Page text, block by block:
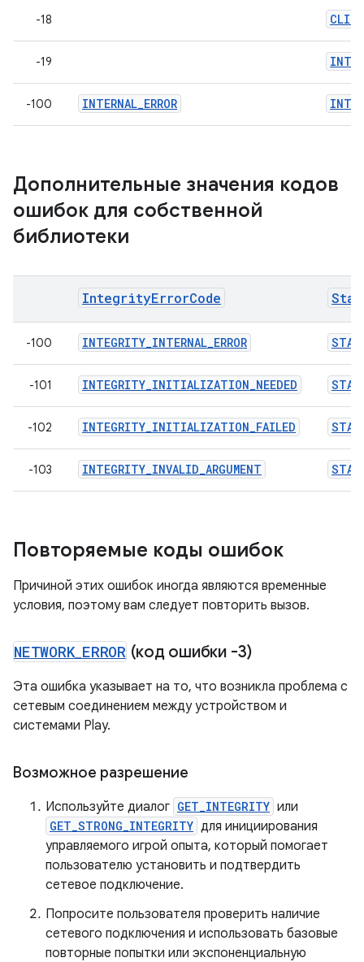
-18
-19
-100 INTERNAL_ERROR
Дополнительные значения кодов
ошибок для собственной
библиотеки
IntegrityErrorCode
-100 INTEGRITY_INTERNAL_ERROR
-101 INTEGRITY_INITIALIZATION_NEEDED
-102 INTEGRITY_INITIALIZATION_FAILED
-103 INTEGRITY_INVALID_ARGUMENT
Повторяемые коды ошибок
Причиной этих ошибок иногда являются временные
условия, поэтому вам следует повторить вызов.
NETWORK_ ERROR (код ошибки -3)
Эта ошибка указывает на то, что возникла проблема с
сетевым соединением между устройством и
системами Play.
Возможное разрешение
Используйте диалог GET_INTEGRITY или
GET_STRONG_INTEGRITY для инициирования
управляемого игрой опыта, который помогает
пользователю установить и подтвердить
сетевое подключение.
Попросите пользователя проверить наличие
сетевого подключения и использовать базовые
повторные попытки или экспоненциальную